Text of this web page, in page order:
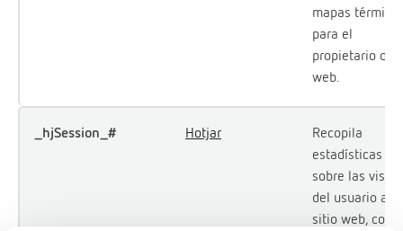
mapas
para el
propietario de
web.
_hjSession_# Hotjar
Recopila
estadísticas
sobre las
del usuario al
sitio web, como